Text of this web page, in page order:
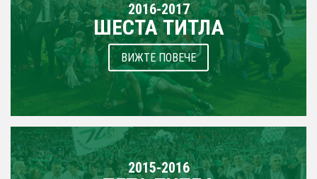
2016-2017
ШЕСТА ТИТЛА
ВИЖТЕ ПОВЕЧЕ
2015-2016